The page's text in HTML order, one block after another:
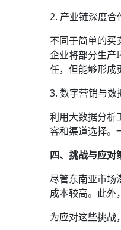
2. 产业链深度合
不同于简单的买
企业将部分生产
任，但能够形成
3. 数字营销与数
利用大数据分析
容和渠道选择。
四、挑战与应对
尽管东南亚市场
成本较高。此外
为应对这些挑战